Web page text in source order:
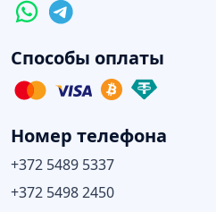
Способы оплаты
Номер телефона
+372 5489 5337
+372 5498 2450